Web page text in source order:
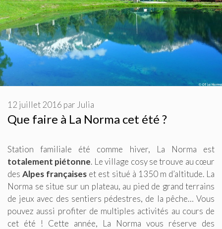
Que faire à La Norma cet été ?
12 juillet 2016 par Julia
Station familiale été comme hiver, La Norma est
totalement piétonne. Le village cosy se trouve au cœur
desAlpes françaises et est situé à 1350 m d’altitude. La
Norma se situe sur un plateau, au pied de grand terrains
de jeux avec des sentiers pédestres, de la pêche… Vous
pouvez aussi profiter de multiples activités au cours de
cet été ! Cette année, La Norma vous réserve des